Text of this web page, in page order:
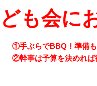
も会に
①手ぶらでBBQ！準備
②幹事は予算を決めれば